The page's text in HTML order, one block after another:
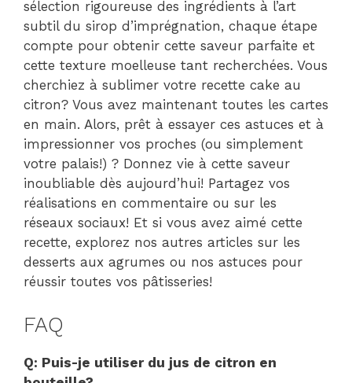
sélection rigoureuse des ingrédients à l’art
subtil du sirop d’imprégnation, chaque étape
compte pour obtenir cette saveur parfaite et
cette texture moelleuse tant recherchées. Vous
cherchiez à sublimer votre recette cake au
citron? Vous avez maintenant toutes les cartes
en main. Alors, prêt à essayer ces astuces et à
impressionner vos proches (ou simplement
votre palais!) ? Donnez vie à cette saveur
inoubliable dès aujourd’hui! Partagez vos
réalisations en commentaire ou sur les
réseaux sociaux! Et si vous avez aimé cette
recette, explorez nos autres articles sur les
desserts aux agrumes ou nos astuces pour
réussir toutes vos pâtisseries!
FAQ
Q: Puis-je utiliser du jus de citron en